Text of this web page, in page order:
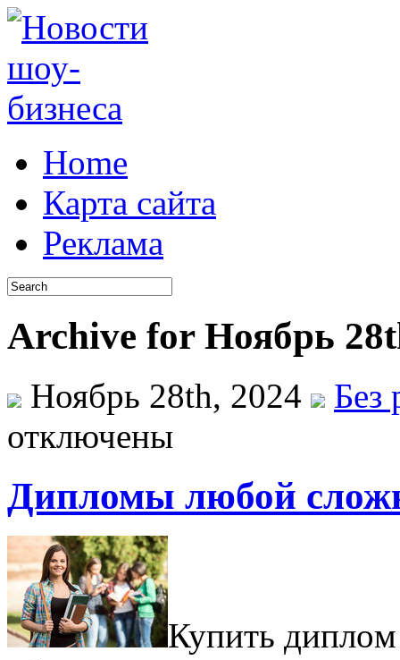
Home
Карта сайта
Реклама
Archive for Ноябрь
Ноябрь 28th, 2024
Без
отключены
Дипломы любой
Купить